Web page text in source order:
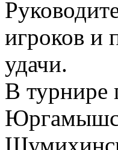
игроков и
удачи.
В турнире